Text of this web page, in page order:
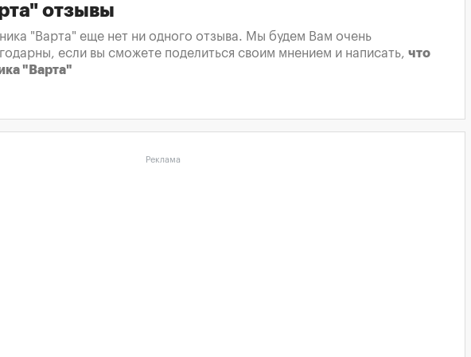
отзывы
"Варта" еще нет ни одного отзыва. Мы будем Вам очень
если вы сможете поделиться своим мнением и написать, что
"Варта"
Реклама